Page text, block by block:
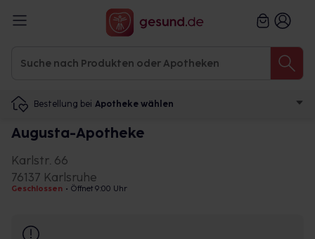
Bestellung bei Apotheke wählen
Augusta-Apotheke
Karlstr. 66
76137 Karlsruhe
Geschlossen • Öffnet 9:00 Uhr